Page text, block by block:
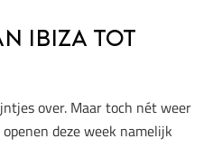
Ibiza tot
over. Maar toch nét weer
openen deze week namelijk